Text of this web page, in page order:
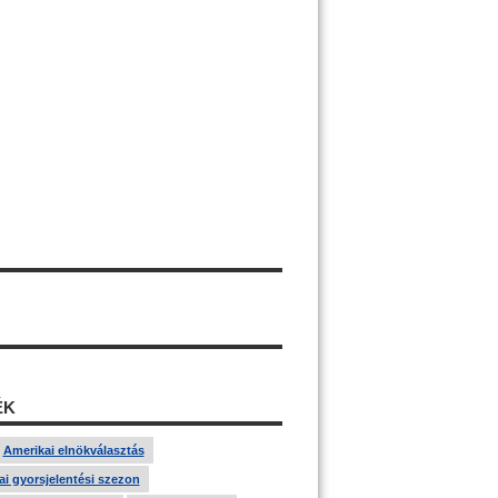
Amerikai elnökválasztás
gyorsjelentési szezon